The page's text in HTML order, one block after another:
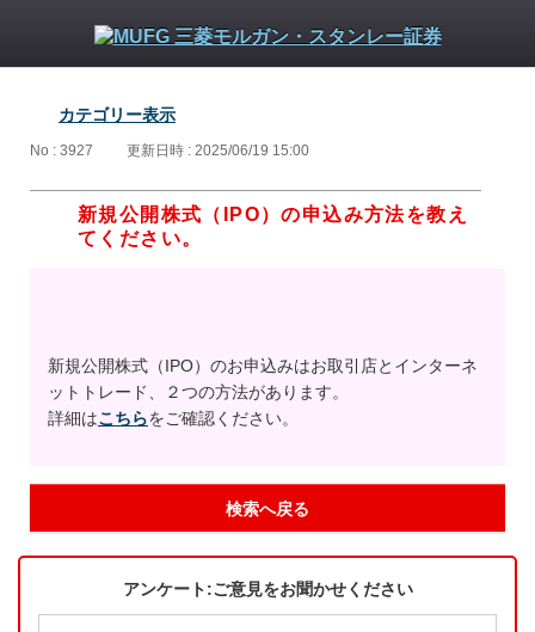
カテゴリー表示
No : 3927 更新日時 : 2025/06/19 15:00
新規公開株式（IPO）の申込み方法を教え
てください。
新規公開株式（IPO）のお申込みはお取引店とインターネ
ットトレード、２つの方法があります。
詳細はこちらをご確認ください。
検索へ戻る
アンケート:ご意見をお聞かせください